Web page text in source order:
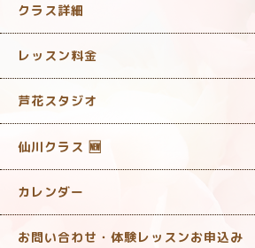
クラス詳細
レッスン料金
芦花スタジオ
仙川クラス 🆕
カレンダー
お問い合わせ・体験レッスンお申込み